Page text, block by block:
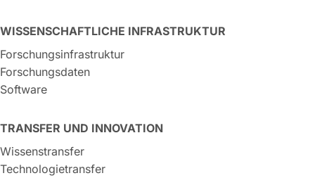
WISSENSCHAFTLICHE INFRASTRUKTUR
Forschungsinfrastruktur
Forschungsdaten
Software
TRANSFER UND INNOVATION
Wissenstransfer
Technologietransfer